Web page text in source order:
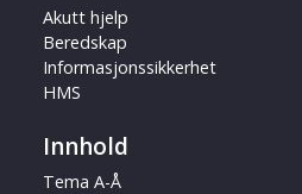
Akutt hjelp
Beredskap
Informasjonssikkerhet
HMS
Innhold
Tema A-Å